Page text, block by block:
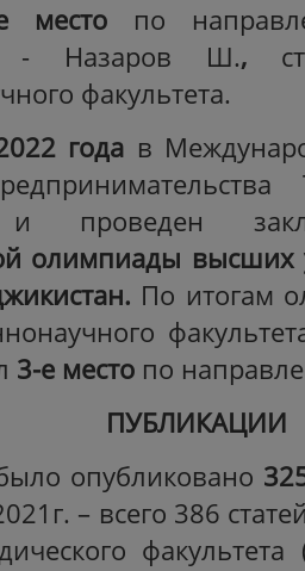
место по
- Назаров Ш.,
факультета.
года в
и проведен
олимпиады
По итогам
3-е место по
ПУБЛИКАЦИИ
опубликовано
– всего 386